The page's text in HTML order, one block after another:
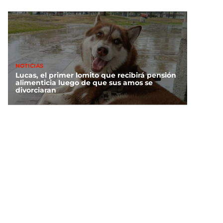
NOTICIAS
Lucas, el primer lomito que recibirá pensión
alimenticia luego de que sus amos se
divorciaran